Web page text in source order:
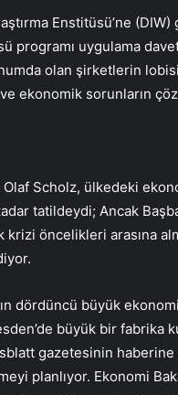
Enstitüsü’ne
programı uygulama
olan şirketlerin
ekonomik sorunların
Olaf Scholz, ülkedeki
tatildeydi; Ancak
krizi öncelikleri arasına
dördüncü büyük
büyük bir fabrika
gazetesinin
planlıyor. Ekonomi